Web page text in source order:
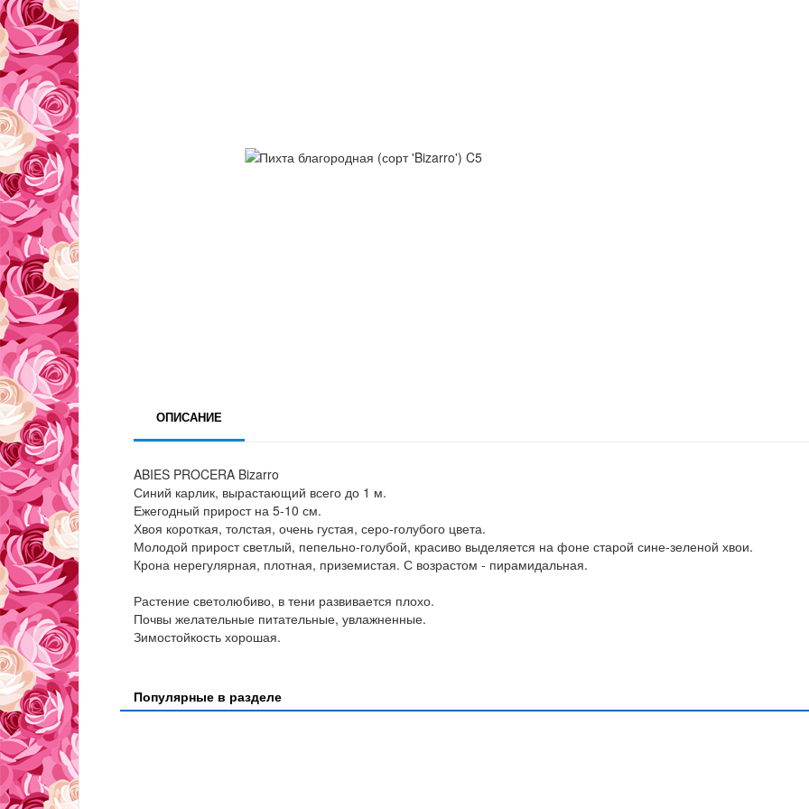
ОПИСАНИЕ
ABIES PROCERA Bizarro
Синий карлик, вырастающий всего до 1 м.
Ежегодный прирост на 5-10 см.
Хвоя короткая, толстая, очень густая, серо-голубого цвета.
Молодой прирост светлый, пепельно-голубой, красиво выделяется на фоне старой сине-зеленой хвои.
Крона нерегулярная, плотная, приземистая. С возрастом - пирамидальная.
Растение светолюбиво, в тени развивается плохо.
Почвы желательные питательные, увлажненные.
Зимостойкость хорошая.
Популярные в разделе